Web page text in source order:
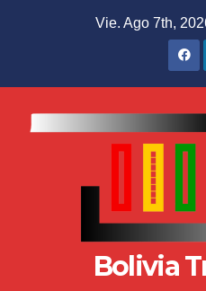
Vie. Ago 7th,
Bolivia